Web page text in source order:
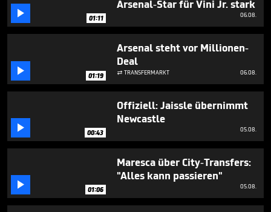
seconds
 01:11
Arsenal-Star für Vini Jr. stark
06.08.
 01:19
Arsenal steht vor Millionen-
Deal
 TRANSFERMARKT 06.08.
 00:43
Offiziell: Jaissle übernimmt
Newcastle
05.08.
 01:06
Maresca über City-Transfers:
"Alles kann passieren"
05.08.